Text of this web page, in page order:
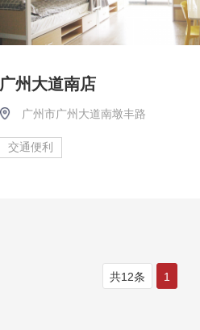
广州大道南店
广州市广州大道南墩丰路
交通便利
共12条 1